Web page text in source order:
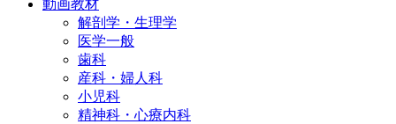
動画教材
解剖学・生理学
医学一般
歯科
産科・婦人科
小児科
精神科・心療内科